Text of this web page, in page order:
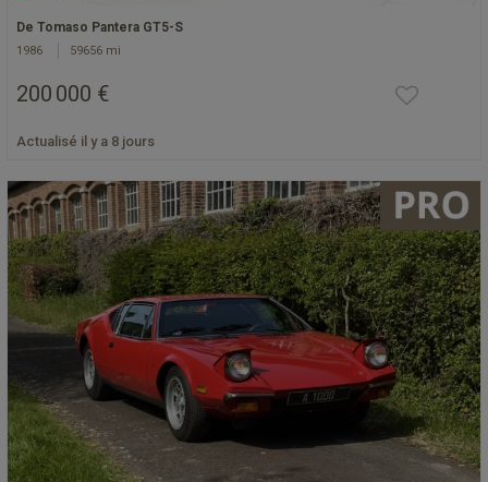
De Tomaso Pantera GT5-S
1986 59656 mi
200 000 €
Actualisé il y a 8 jours